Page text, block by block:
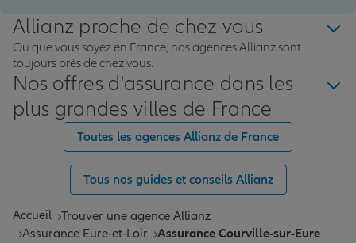
Allianz proche de chez vous
Où que vous soyez en France, nos agences Allianz sont
toujours près de chez vous.
Nos offres d'assurance dans les
plus grandes villes de France
Toutes les agences Allianz de France
Tous nos guides et conseils Allianz
Accueil Trouver une agence Allianz
Assurance Eure-et-Loir
Assurance Courville-sur-Eure